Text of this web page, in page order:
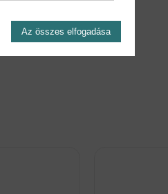
Az összes elfogadása